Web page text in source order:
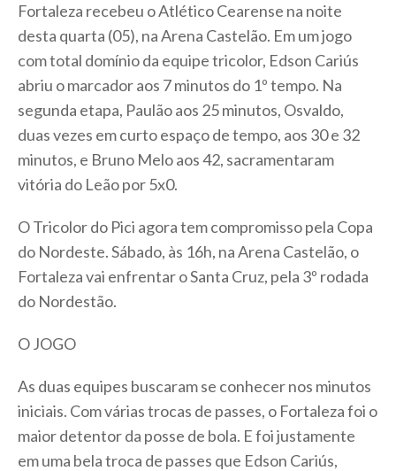
Fortaleza recebeu o Atlético Cearense na noite
desta quarta (05), na Arena Castelão. Em um jogo
com total domínio da equipe tricolor, Edson Cariús
abriu o marcador aos 7 minutos do 1º tempo. Na
segunda etapa, Paulão aos 25 minutos, Osvaldo,
duas vezes em curto espaço de tempo, aos 30 e 32
minutos, e Bruno Melo aos 42, sacramentaram
vitória do Leão por 5x0.
O Tricolor do Pici agora tem compromisso pela Copa
do Nordeste. Sábado, às 16h, na Arena Castelão, o
Fortaleza vai enfrentar o Santa Cruz, pela 3º rodada
do Nordestão.
O JOGO
As duas equipes buscaram se conhecer nos minutos
iniciais. Com várias trocas de passes, o Fortaleza foi o
maior detentor da posse de bola. E foi justamente
em uma bela troca de passes que Edson Cariús,